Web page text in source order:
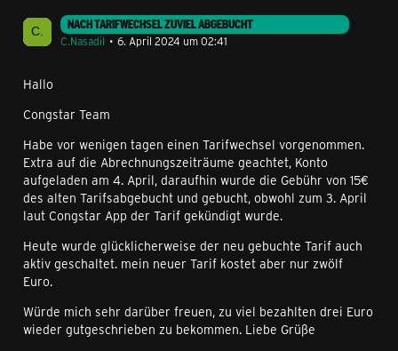
NACH TARIFWECHSEL ZUVIEL ABGEBUCHT
C.Nasadil
6. April 2024 um 02:41
Hallo
Congstar Team
Habe vor wenigen tagen einen Tarifwechsel vorgenommen.
Extra auf die Abrechnungszeiträume geachtet, Konto
aufgeladen am 4. April, daraufhin wurde die Gebühr von 15€
des alten Tarifsabgebucht und gebucht, obwohl zum 3. April
laut Congstar App der Tarif gekündigt wurde.
Heute wurde glücklicherweise der neu gebuchte Tarif auch
aktiv geschaltet. mein neuer Tarif kostet aber nur zwölf
Euro.
Würde mich sehr darüber freuen, zu viel bezahlten drei Euro
wieder gutgeschrieben zu bekommen. Liebe Grüße